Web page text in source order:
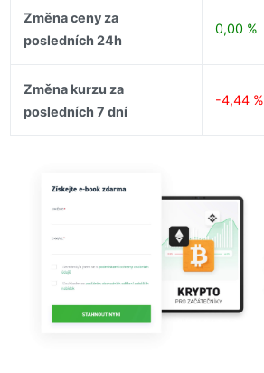
Změna ceny za
posledních 24h
0,00 %
Změna kurzu za
posledních 7 dní
-4,44 %